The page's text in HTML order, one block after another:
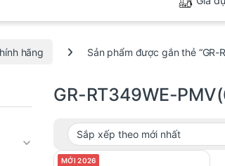
hãng Sản phẩm được gắn thẻ “GR-
GR-RT349WE-
MỚI 2026